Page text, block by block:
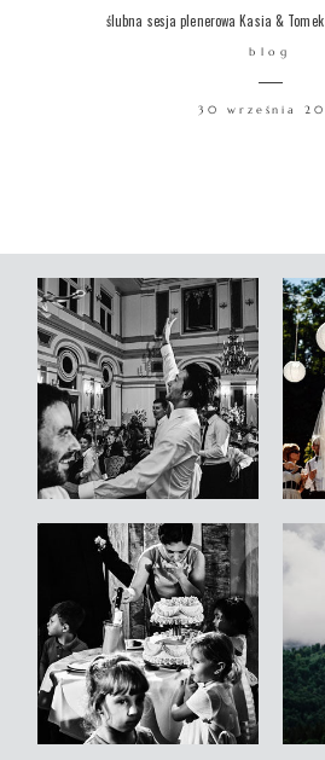
ślubna sesja plenerowa Kasia &
blog
30 września